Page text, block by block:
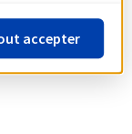
accepter